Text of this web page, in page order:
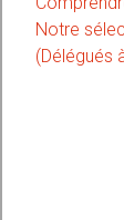
Notre
(Délégués